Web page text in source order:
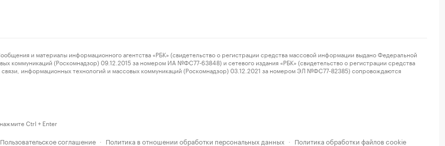
и материалы информационного агентства «РБК» (свидетельство о регистрации средства массовой информации выдано Федеральной
коммуникаций (Роскомнадзор) 09.12.2015 за номером ИА №ФС77-63848) и сетевого издания «РБК» (свидетельство о регистрации средства
информационных технологий и массовых коммуникаций (Роскомнадзор) 03.12.2021 за номером ЭЛ №ФС77-82385) сопровождаются
Ctrl + Enter
Пользовательское соглашение · Политика в отношении обработки персональных данных · Политика обработки файлов cookie